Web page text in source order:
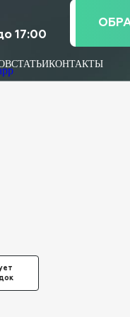
17:00
СТАТЬИКОНТАКТЫ